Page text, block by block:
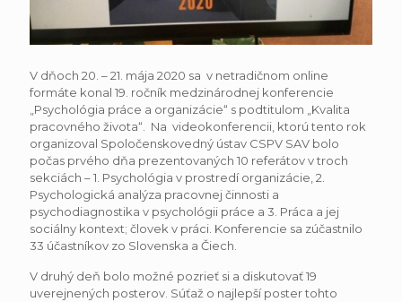
V dňoch 20. – 21. mája 2020 sa v netradičnom online
formáte konal 19. ročník medzinárodnej konferencie
„Psychológia práce a organizácie“ s podtitulom „Kvalita
pracovného života“. Na videokonferencii, ktorú tento rok
organizoval Spoločenskovedný ústav CSPV SAV bolo
počas prvého dňa prezentovaných 10 referátov v troch
sekciách – 1. Psychológia v prostredí organizácie, 2.
Psychologická analýza pracovnej činnosti a
psychodiagnostika v psychológii práce a 3. Práca a jej
sociálny kontext; človek v práci. Konferencie sa zúčastnilo
33 účastníkov zo Slovenska a Čiech.
V druhý deň bolo možné pozrieť si a diskutovať 19
uverejnených posterov. Súťaž o najlepší poster tohto